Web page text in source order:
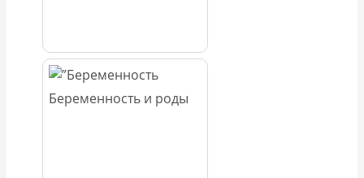
Беременность и роды